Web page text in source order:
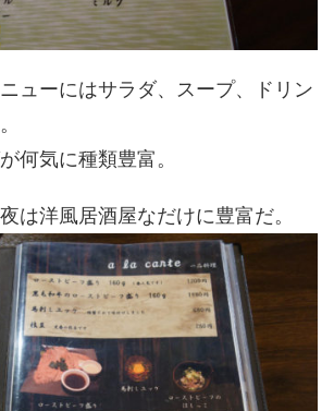
ューにはサラダ、スープ、ドリン
何気に種類豊富。
は洋風居酒屋なだけに豊富だ。